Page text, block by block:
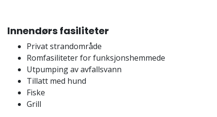
Innendørs fasiliteter
Privat strandområde
Romfasiliteter for funksjonshemmede
Utpumping av avfallsvann
Tillatt med hund
Fiske
Grill